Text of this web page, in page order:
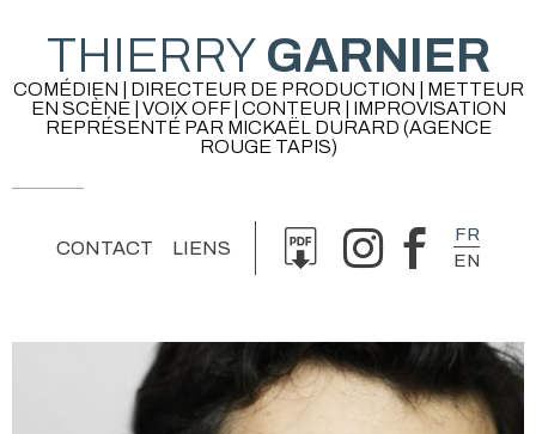
THIERRYGARNIER
COMÉDIEN | DIRECTEUR DE PRODUCTION | METTEUR
EN SCÈNE | VOIX OFF | CONTEUR | IMPROVISATION
REPRÉSENTÉ PAR MICKAËL DURARD (AGENCE
ROUGE TAPIS)
CONTACT LIENS
FR
EN